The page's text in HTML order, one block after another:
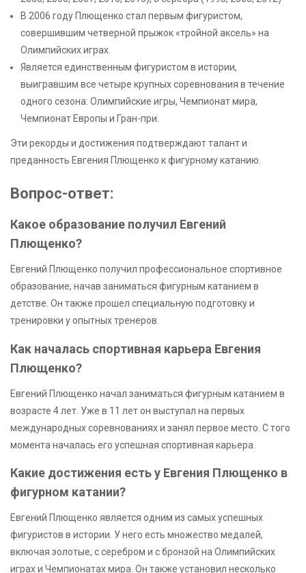
В 2006 году Плющенко стал первым фигуристом,
совершившим четверной прыжок «тройной аксель» на
Олимпийских играх.
Является единственным фигуристом в истории,
выигравшим все четыре крупных соревнования в течение
одного сезона: Олимпийские игры, Чемпионат мира,
Чемпионат Европы и Гран-при.
Эти рекорды и достижения подтверждают талант и
преданность Евгения Плющенко к фигурному катанию.
Вопрос-ответ:
Какое образование получил Евгений
Плющенко?
Евгений Плющенко получил профессиональное спортивное
образование, начав заниматься фигурным катанием в
детстве. Он также прошел специальную подготовку и
тренировки у опытных тренеров.
Как началась спортивная карьера Евгения
Плющенко?
Евгений Плющенко начал заниматься фигурным катанием в
возрасте 4 лет. Уже в 11 лет он выступал на первых
международных соревнованиях и занял первое место. С того
момента началась его успешная спортивная карьера.
Какие достижения есть у Евгения Плющенко в
фигурном катании?
Евгений Плющенко является одним из самых успешных
фигуристов в истории. У него есть множество медалей,
включая золотые, с серебром и с бронзой на Олимпийских
играх и Чемпионатах мира. Он также установил несколько